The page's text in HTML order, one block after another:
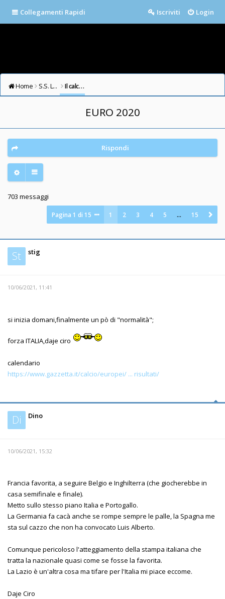
Collegamenti Rapidi Login
Iscriviti
Home S.S. LAZIO FORUM Il calcio in testa
EURO 2020
Rispondi
703 messaggi
Pagina1 di15 1 2 3 4 5 … 15
St stig
10/06/2021, 11:41
si inizia domani,finalmente un pò di "normalità";
forza ITALIA,daje ciro
calendario
https://www.gazzetta.it/calcio/europei/ ... risultati/
Di Dino
10/06/2021, 15:32
Francia favorita, a seguire Belgio e Inghilterra (che giocherebbe in
casa semifinale e finale).
Metto sullo stesso piano Italia e Portogallo.
La Germania fa cacà anche se rompe sempre le palle, la Spagna me
sta sul cazzo che non ha convocato Luis Alberto.
Comunque pericoloso l'atteggiamento della stampa italiana che
tratta la nazionale quasi come se fosse la favorita.
La Lazio è un'altra cosa ma tifare per l'Italia mi piace eccome.
Daje Ciro